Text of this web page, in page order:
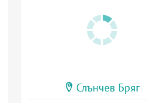
Слънчев Бряг